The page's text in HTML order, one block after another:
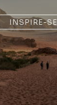
INSPIRE-SE